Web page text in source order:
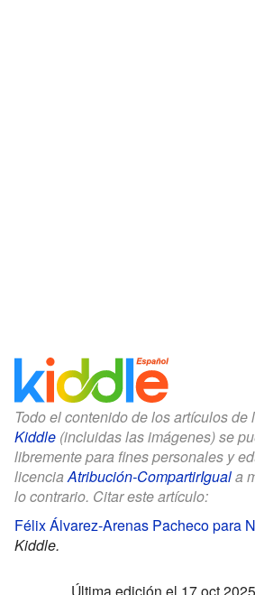
Todo el contenido de los artículos de
Kiddle (incluidas las imágenes) se
libremente para fines personales y
licenciaAtribución-CompartirIguala
lo contrario. Citar este artículo:
Félix Álvarez-Arenas Pacheco para
Kiddle.
Última edición el 17 oct